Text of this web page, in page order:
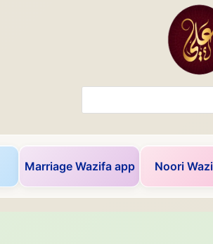
Marriage Wazifa app Noori